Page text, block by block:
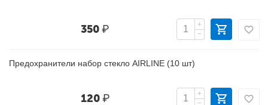
350₽
+
−
Предохранители набор стекло AIRLINE (10 шт)
120₽
+